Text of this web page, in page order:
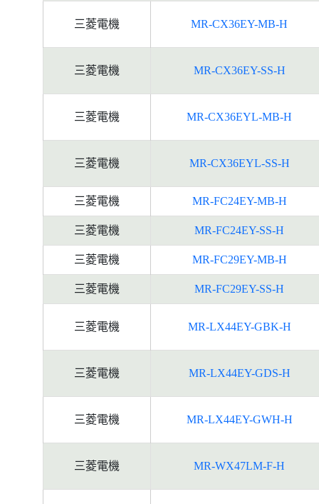
三菱電機 MR-CX36EY-MB-H
三菱電機 MR-CX36EY-SS-H
三菱電機 MR-CX36EYL-MB-H
三菱電機 MR-CX36EYL-SS-H
三菱電機 MR-FC24EY-MB-H
三菱電機 MR-FC24EY-SS-H
三菱電機 MR-FC29EY-MB-H
三菱電機 MR-FC29EY-SS-H
三菱電機 MR-LX44EY-GBK-H
三菱電機 MR-LX44EY-GDS-H
三菱電機 MR-LX44EY-GWH-H
三菱電機 MR-WX47LM-F-H